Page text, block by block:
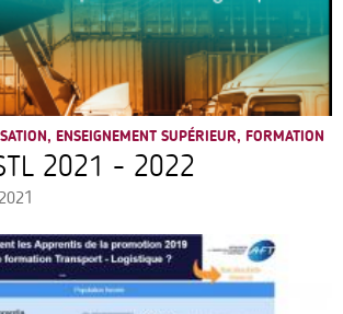
ENSEIGNEMENT SUPÉRIEUR, FORMATION
2021 - 2022